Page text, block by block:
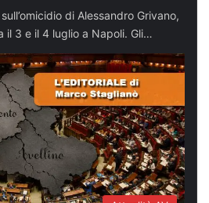
di Alessandro Grivano,
il 3 e il 4 luglio a Napoli. Gli…